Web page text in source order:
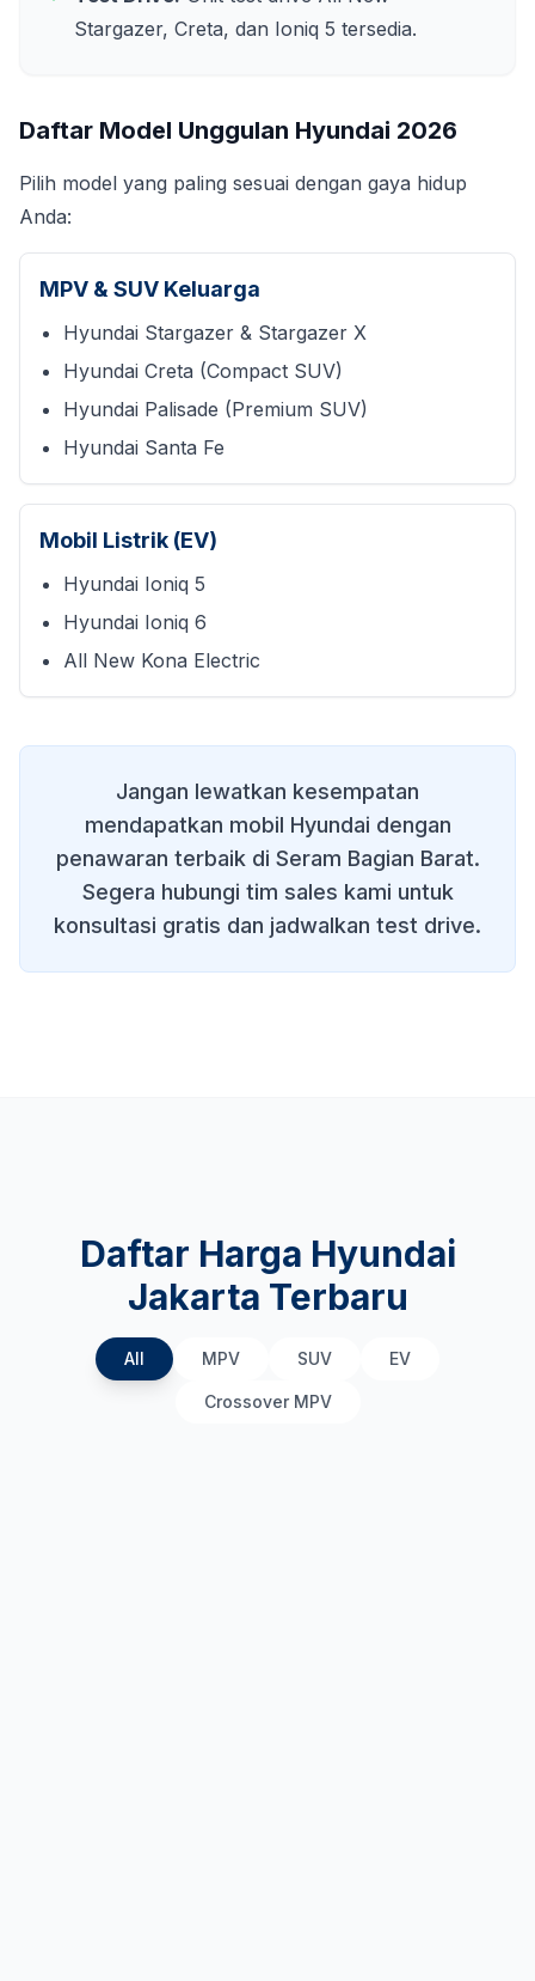
Stargazer, Creta, dan Ioniq 5 tersedia.
Daftar Model Unggulan Hyundai 2026
Pilih model yang paling sesuai dengan gaya hidup
Anda:
MPV & SUV Keluarga
Hyundai Stargazer & Stargazer X
Hyundai Creta (Compact SUV)
Hyundai Palisade (Premium SUV)
Hyundai Santa Fe
Mobil Listrik (EV)
Hyundai Ioniq 5
Hyundai Ioniq 6
All New Kona Electric
Jangan lewatkan kesempatan
mendapatkan mobil Hyundai dengan
penawaran terbaik di Seram Bagian Barat.
Segera hubungi tim sales kami untuk
konsultasi gratis dan jadwalkan test drive.
Daftar Harga Hyundai
Jakarta Terbaru
All MPV SUV EV
Crossover MPV